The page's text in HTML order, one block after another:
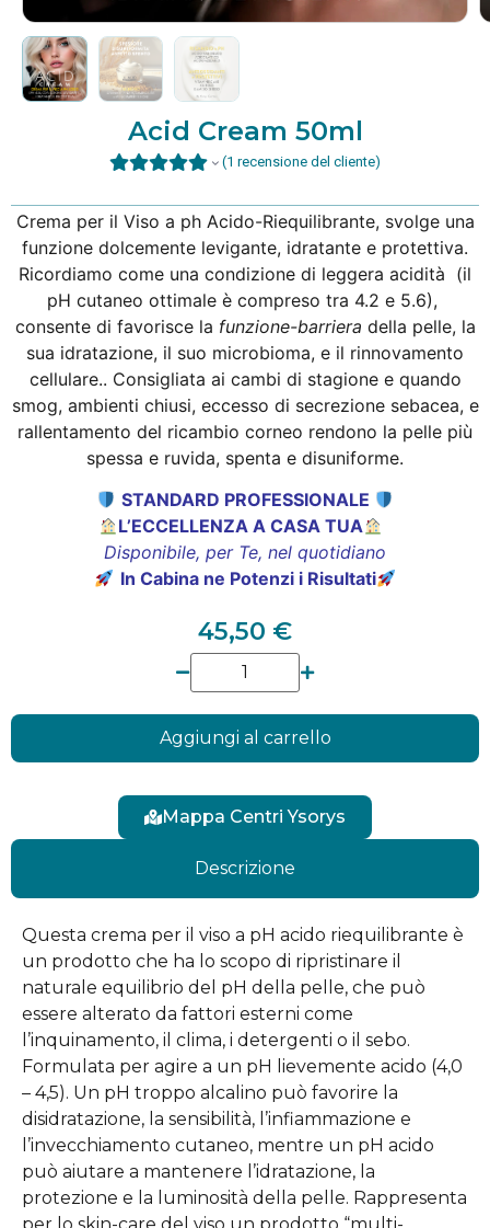
Acid Cream 50ml
(1 recensione del cliente)
Crema per il Viso a ph Acido-Riequilibrante, svolge una
funzione dolcemente levigante, idratante e protettiva.
Ricordiamo come una condizione di leggera acidità (il
pH cutaneo ottimale è compreso tra 4.2 e 5.6),
consente di favorisce la funzione-barriera della pelle, la
sua idratazione, il suo microbioma, e il rinnovamento
cellulare.. Consigliata ai cambi di stagione e quando
smog, ambienti chiusi, eccesso di secrezione sebacea, e
rallentamento del ricambio corneo rendono la pelle più
spessa e ruvida, spenta e disuniforme.
STANDARD PROFESSIONALE
L’ECCELLENZA A CASA TUA
Disponibile, per Te, nel quotidiano
In Cabina ne Potenzi i Risultati
45,50 €
Aggiungi al carrello
Mappa Centri Ysorys
Descrizione
Questa crema per il viso a pH acido riequilibrante è
un prodotto che ha lo scopo di ripristinare il
naturale equilibrio del pH della pelle, che può
essere alterato da fattori esterni come
l’inquinamento, il clima, i detergenti o il sebo.
Formulata per agire a un pH lievemente acido (4,0
– 4,5). Un pH troppo alcalino può favorire la
disidratazione, la sensibilità, l’infiammazione e
l’invecchiamento cutaneo, mentre un pH acido
può aiutare a mantenere l’idratazione, la
protezione e la luminosità della pelle. Rappresenta